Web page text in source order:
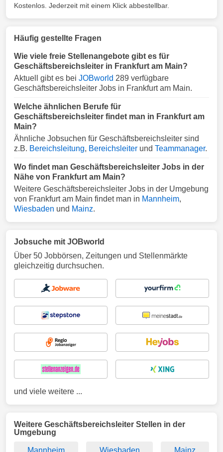
Kostenlos. Jederzeit mit einem Klick abbestellbar.
Häufig gestellte Fragen
Wie viele freie Stellenangebote gibt es für
Geschäftsbereichsleiter in Frankfurt am Main?
Aktuell gibt es bei JOBworld 289 verfügbare
Geschäftsbereichsleiter Jobs in Frankfurt am Main.
Welche ähnlichen Berufe für
Geschäftsbereichsleiter findet man in Frankfurt am
Main?
Ähnliche Jobsuchen für Geschäftsbereichsleiter sind
z.B. Bereichsleitung, Bereichsleiter und Teammanager.
Wo findet man Geschäftsbereichsleiter Jobs in der
Nähe von Frankfurt am Main?
Weitere Geschäftsbereichsleiter Jobs in der Umgebung
von Frankfurt am Main findet man in Mannheim,
Wiesbaden und Mainz.
Jobsuche mit JOBworld
Über 50 Jobbörsen, Zeitungen und Stellenmärkte
gleichzeitig durchsuchen.
und viele weitere ...
Weitere Geschäftsbereichsleiter Stellen in der
Umgebung
Mannheim Wiesbaden Mainz